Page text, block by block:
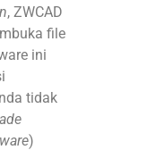
, ZWCAD
file
ini
tidak
)